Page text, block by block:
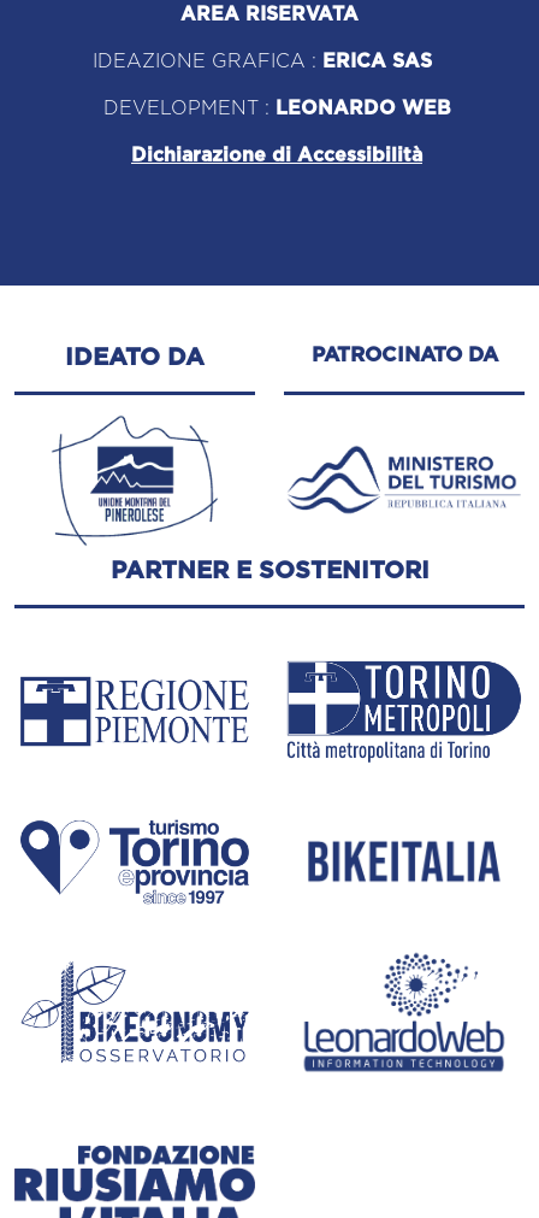
AREA RISERVATA
IDEAZIONE GRAFICA : ERICA SAS
DEVELOPMENT : LEONARDO WEB
Dichiarazione di Accessibilità
IDEATO DA PATROCINATO DA
PARTNER E SOSTENITORI